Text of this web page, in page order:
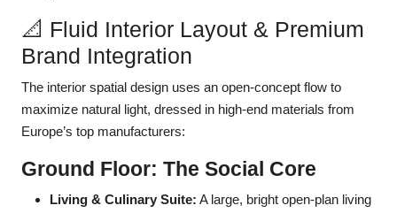
📐 Fluid Interior Layout & Premium
Brand Integration
The interior spatial design uses an open-concept flow to
maximize natural light, dressed in high-end materials from
Europe’s top manufacturers:
Ground Floor: The Social Core
Living & Culinary Suite: A large, bright open-plan living